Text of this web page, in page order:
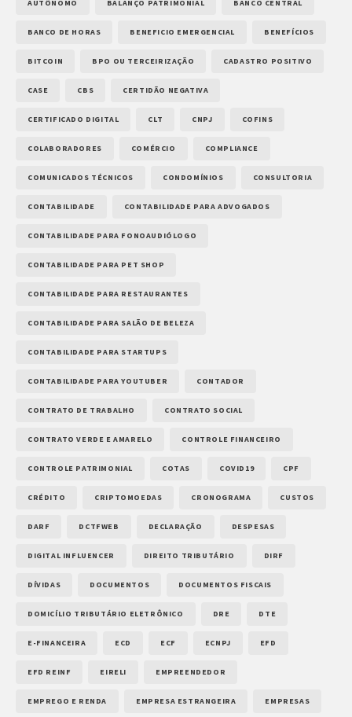
AUTÔNOMO BALANÇO PATRIMONIAL BANCO CENTRAL
BANCO DE HORAS BENEFICIO EMERGENCIAL BENEFÍCIOS
BITCOIN BPO OU TERCEIRIZAÇÃO CADASTRO POSITIVO
CASE CBS CERTIDÃO NEGATIVA
CERTIFICADO DIGITAL CLT CNPJ COFINS
COLABORADORES COMÉRCIO COMPLIANCE
COMUNICADOS TÉCNICOS CONDOMÍNIOS CONSULTORIA
CONTABILIDADE CONTABILIDADE PARA ADVOGADOS
CONTABILIDADE PARA FONOAUDIÓLOGO
CONTABILIDADE PARA PET SHOP
CONTABILIDADE PARA RESTAURANTES
CONTABILIDADE PARA SALÃO DE BELEZA
CONTABILIDADE PARA STARTUPS
CONTABILIDADE PARA YOUTUBER CONTADOR
CONTRATO DE TRABALHO CONTRATO SOCIAL
CONTRATO VERDE E AMARELO CONTROLE FINANCEIRO
CONTROLE PATRIMONIAL COTAS COVID19 CPF
CRÉDITO CRIPTOMOEDAS CRONOGRAMA CUSTOS
DARF DCTFWEB DECLARAÇÃO DESPESAS
DIGITAL INFLUENCER DIREITO TRIBUTÁRIO DIRF
DÍVIDAS DOCUMENTOS DOCUMENTOS FISCAIS
DOMICÍLIO TRIBUTÁRIO ELETRÔNICO DRE DTE
E-FINANCEIRA ECD ECF ECNPJ EFD
EFD REINF EIRELI EMPREENDEDOR
EMPREGO E RENDA EMPRESA ESTRANGEIRA EMPRESAS